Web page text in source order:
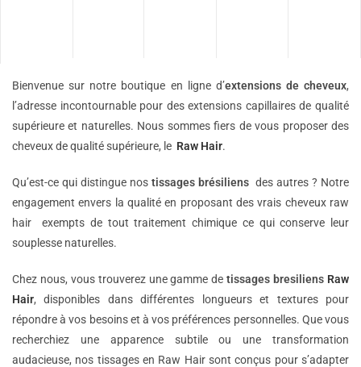
Bienvenue sur notre boutique en ligne d’extensions decheveux,
l’adresse incontournable pour des extensions capillaires de qualité
supérieure et naturelles. Nous sommes fiers de vous proposer des
cheveux de qualité supérieure, le Raw Hair.
Qu’est-ce qui distingue nos tissages brésiliens des autres ? Notre
engagement envers la qualité en proposant des vrais cheveux raw
hair exempts de tout traitement chimique ce qui conserve leur
souplesse naturelles.
Chez nous, vous trouverez une gamme detissages bresiliens Raw
Hair, disponibles dans différentes longueurs et textures pour
répondre à vos besoins et à vos préférences personnelles. Que vous
recherchiez une apparence subtile ou une transformation
audacieuse, nos tissages en Raw Hair sont conçus pour s’adapter